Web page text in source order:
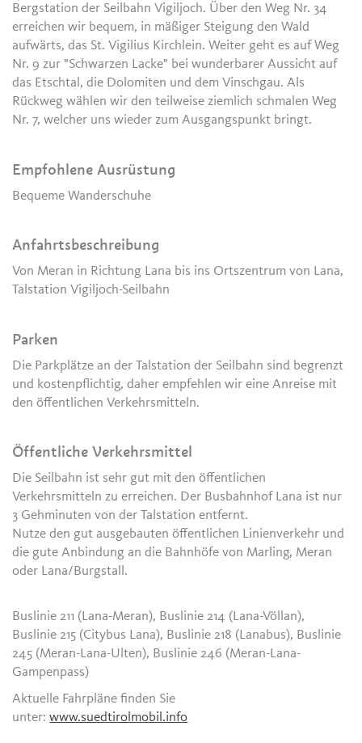
Bergstation der Seilbahn Vigiljoch. Über den Weg Nr. 34
erreichen wir bequem, in mäßiger Steigung den Wald
aufwärts, das St. Vigilius Kirchlein. Weiter geht es auf Weg
Nr. 9 zur "Schwarzen Lacke" bei wunderbarer Aussicht auf
das Etschtal, die Dolomiten und dem Vinschgau. Als
Rückweg wählen wir den teilweise ziemlich schmalen Weg
Nr. 7, welcher uns wieder zum Ausgangspunkt bringt.
Empfohlene Ausrüstung
Bequeme Wanderschuhe
Anfahrtsbeschreibung
Von Meran in Richtung Lana bis ins Ortszentrum von Lana,
Talstation Vigiljoch-Seilbahn
Parken
Die Parkplätze an der Talstation der Seilbahn sind begrenzt
und kostenpflichtig, daher empfehlen wir eine Anreise mit
den öffentlichen Verkehrsmitteln.
Öffentliche Verkehrsmittel
Die Seilbahn ist sehr gut mit den öffentlichen
Verkehrsmitteln zu erreichen. Der Busbahnhof Lana ist nur
3 Gehminuten von der Talstation entfernt.
Nutze den gut ausgebauten öffentlichen Linienverkehr und
die gute Anbindung an die Bahnhöfe von Marling, Meran
oder Lana/Burgstall.
Buslinie 211 (Lana-Meran), Buslinie 214 (Lana-Völlan),
Buslinie 215 (Citybus Lana), Buslinie 218 (Lanabus), Buslinie
245 (Meran-Lana-Ulten), Buslinie 246 (Meran-Lana-
Gampenpass)
Aktuelle Fahrpläne finden Sie
unter:www.suedtirolmobil.info